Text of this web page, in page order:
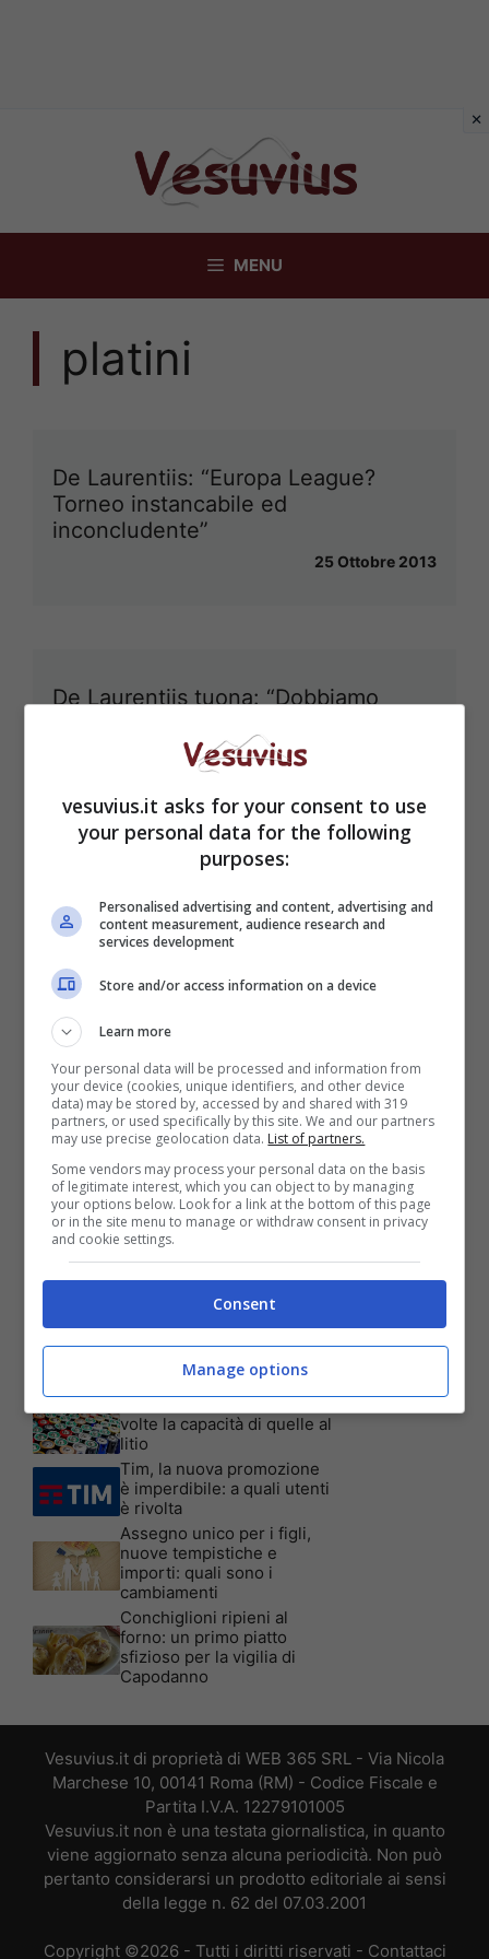
MENU
platini
De Laurentiis: “Europa League?
Torneo instancabile ed
inconcludente”
25 Ottobre 2013
De Laurentiis tuona: “Dobbiamo
Articoli recenti
richieste dagli italiani
secondi per essere un
Batterie al sale marino: 4
volte la capacità di quelle al
litio
Tim, la nuova promozione
è imperdibile: a quali utenti
è rivolta
Assegno unico per i figli,
nuove tempistiche e
importi: quali sono i
cambiamenti
Conchiglioni ripieni al
forno: un primo piatto
sfizioso per la vigilia di
Capodanno
Vesuvius.it di proprietà di WEB 365 SRL - Via Nicola
Marchese 10, 00141 Roma (RM) - Codice Fiscale e
Partita I.V.A. 12279101005
Vesuvius.it non è una testata giornalistica, in quanto
viene aggiornato senza alcuna periodicità. Non può
pertanto considerarsi un prodotto editoriale ai sensi
della legge n. 62 del 07.03.2001
Copyright ©2026 - Tutti i diritti riservati - Contattaci
vesuvius.it asks for your consent to use
your personal data for the following
purposes:
Personalised advertising and content, advertising and
content measurement, audience research and
services development
Store and/or access information on a device
Learn more
Your personal data will be processed and information from
your device (cookies, unique identifiers, and other device
data) may be stored by, accessed by and shared with 319
partners, or used specifically by this site. We and our partners
may use precise geolocation data. List of partners.
Some vendors may process your personal data on the basis
of legitimate interest, which you can object to by managing
your options below. Look for a link at the bottom of this page
or in the site menu to manage or withdraw consent in privacy
and cookie settings.
Consent
Manage options